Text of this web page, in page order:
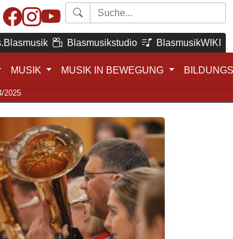
Blasmusikstudio BlasmusikWIKI
MUSIK MUSIK IN BEWEGUNG
2025